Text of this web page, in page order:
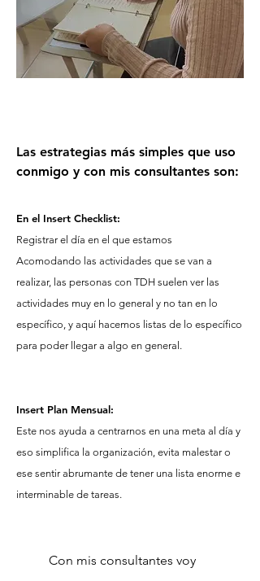
Las estrategias más simples que uso
conmigo y con mis consultantes son:
En el Insert Checklist:
Registrar el día en el que estamos
Acomodando las actividades que se van a
realizar, las personas con TDH suelen ver las
actividades muy en lo general y no tan en lo
específico, y aquí hacemos listas de lo específico
para poder llegar a algo en general.
Insert Plan Mensual:
Este nos ayuda a centrarnos en una meta al día y
eso simplifica la organización, evita malestar o
ese sentir abrumante de tener una lista enorme e
interminable de tareas.
Con mis consultantes voy